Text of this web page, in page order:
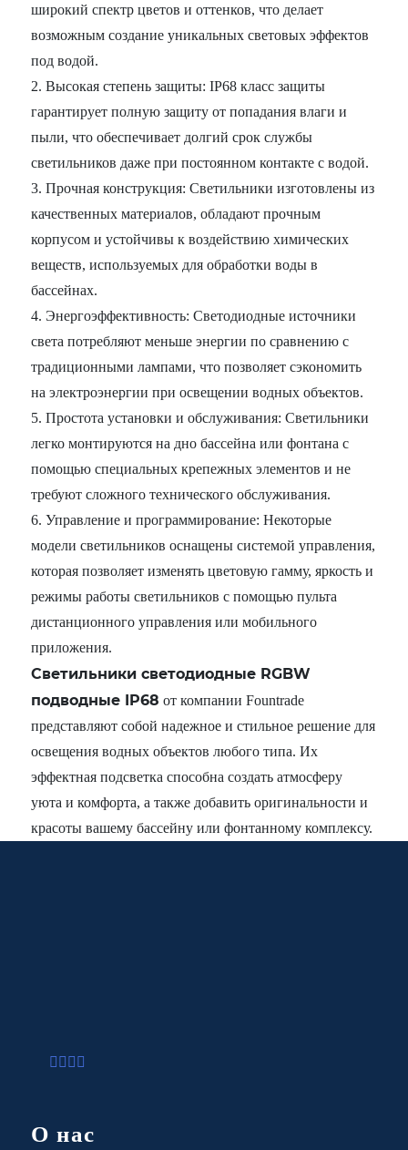
широкий спектр цветов и оттенков, что делает
возможным создание уникальных световых эффектов
под водой.
2. Высокая степень защиты: IP68 класс защиты
гарантирует полную защиту от попадания влаги и
пыли, что обеспечивает долгий срок службы
светильников даже при постоянном контакте с водой.
3. Прочная конструкция: Светильники изготовлены из
качественных материалов, обладают прочным
корпусом и устойчивы к воздействию химических
веществ, используемых для обработки воды в
бассейнах.
4. Энергоэффективность: Светодиодные источники
света потребляют меньше энергии по сравнению с
традиционными лампами, что позволяет сэкономить
на электроэнергии при освещении водных объектов.
5. Простота установки и обслуживания: Светильники
легко монтируются на дно бассейна или фонтана с
помощью специальных крепежных элементов и не
требуют сложного технического обслуживания.
6. Управление и программирование: Некоторые
модели светильников оснащены системой управления,
которая позволяет изменять цветовую гамму, яркость и
режимы работы светильников с помощью пульта
дистанционного управления или мобильного
приложения.
Светильники светодиодные RGBW
подводные IP68 от компании Fountrade
представляют собой надежное и стильное решение для
освещения водных объектов любого типа. Их
эффектная подсветка способна создать атмосферу
уюта и комфорта, а также добавить оригинальности и
красоты вашему бассейну или фонтанному комплексу.
О нас